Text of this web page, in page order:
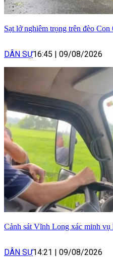
Sạt lở nghiêm trọng trên đèo
DÂN SỰ16:45 09/08/2026
Cảnh sát Vĩnh Long xác minh
DÂN SỰ14:21 09/08/2026